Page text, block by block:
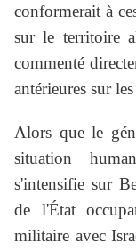
conformerait à
sur le territoire
commenté
antérieures sur
Alors que le
situation
s'intensifie sur
de l'État
militaire avec